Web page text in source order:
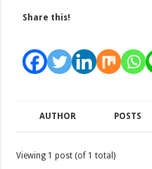
Share this!
AUTHOR POSTS
Viewing 1 post (of 1 total)